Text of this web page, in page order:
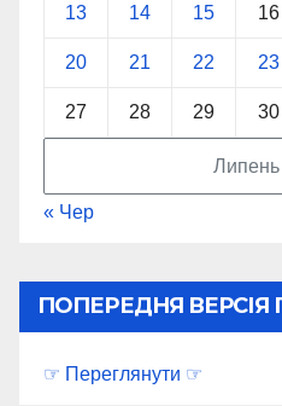
13 14 15 16
20 21 22 23
27 28 29 30
« Чер
ПОПЕРЕДНЯ ВЕРСІЯ
☞ Переглянути ☞